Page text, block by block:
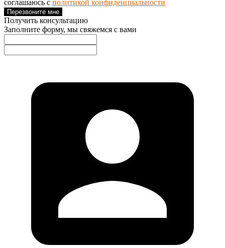
соглашаюсь с политикой конфиденциальности
Перезвоните мне
Получить консультацию
Заполните форму, мы свяжемся с вами